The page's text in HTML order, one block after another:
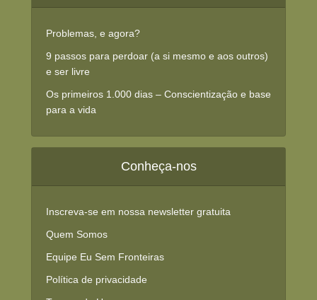
Problemas, e agora?
9 passos para perdoar (a si mesmo e aos outros)
e ser livre
Os primeiros 1.000 dias – Conscientização e base
para a vida
Conheça-nos
Inscreva-se em nossa newsletter gratuita
Quem Somos
Equipe Eu Sem Fronteiras
Política de privacidade